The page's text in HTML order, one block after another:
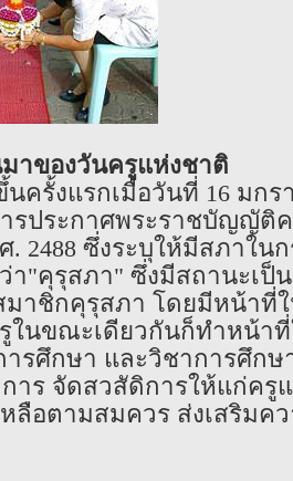
าของวันครูแห่งชาติ
ครั้งแรกเมื่อวันที่ 16 มกร
รประกาศพระราชบัญญัติ
. 2488 ซึ่งระบุให้มีสภาใน
า"คุรุสภา" ซึ่งมีสถานะเป็
าชิกคุรุสภา โดยมีหน้าที่ใ
ในขณะเดียวกันก็ทำหน้า
ารศึกษา และวิชาการศึกษ
าร จัดสวสัดิการให้แก่ครู
ลือตามสมควร ส่งเสริมค